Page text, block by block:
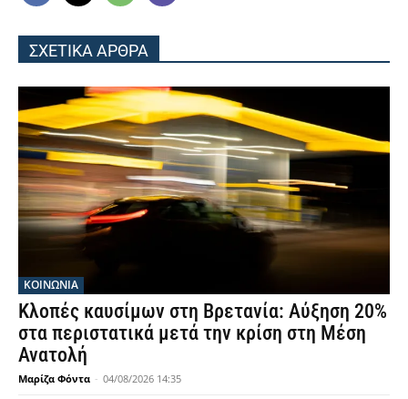
ΣΧΕΤΙΚΑ ΑΡΘΡΑ
ΚΟΙΝΩΝΙΑ
Κλοπές καυσίμων στη Βρετανία: Αύξηση 20%
στα περιστατικά μετά την κρίση στη Μέση
Ανατολή
Μαρίζα Φόντα - 04/08/2026 14:35